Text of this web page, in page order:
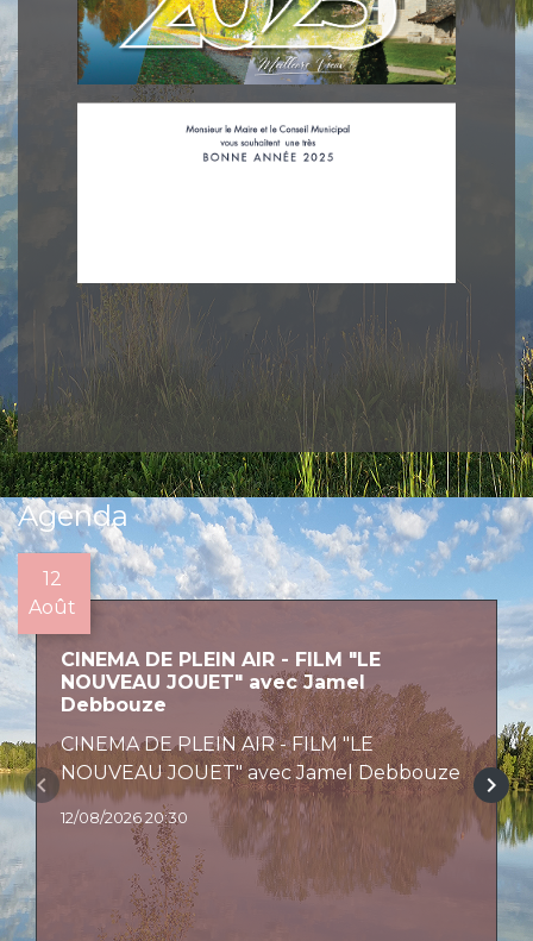
Agenda
12
Août
CINEMA DE PLEIN AIR - FILM "LE
NOUVEAU JOUET" avec Jamel
Debbouze
CINEMA DE PLEIN AIR - FILM "LE
NOUVEAU JOUET" avec Jamel Debbouze
12/08/2026 20:30
keyboard_arrow_left keyboard_arrow_right